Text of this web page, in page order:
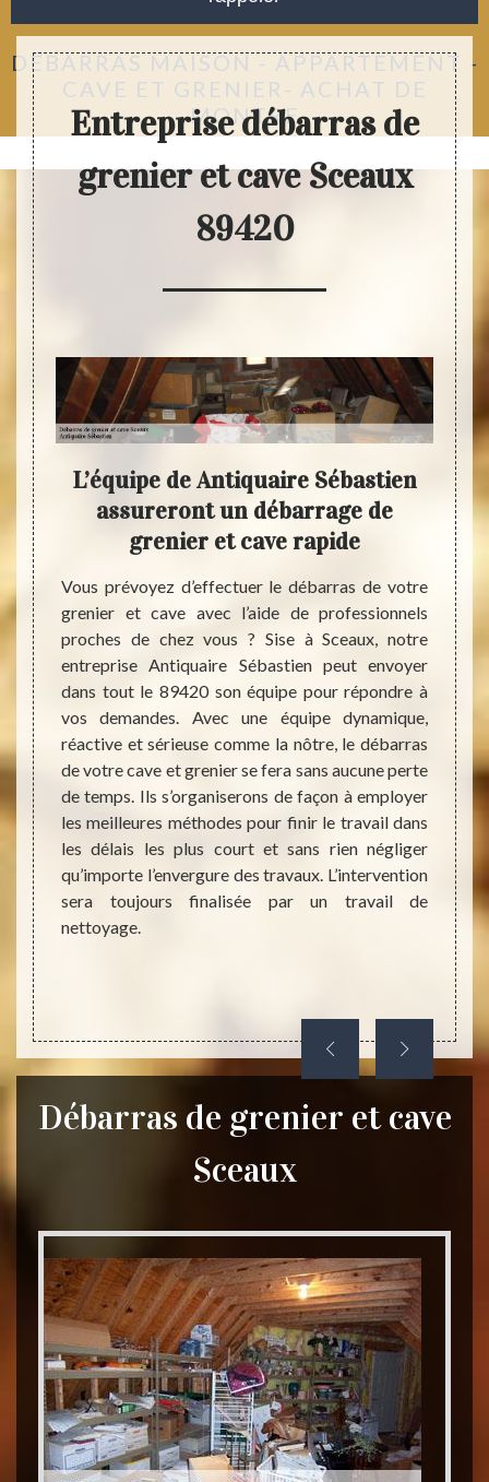
DÉBARRAS MAISON - APPARTEMENT -
CAVE ET GRENIER- ACHAT DE
MONTRE
Entreprise débarras de
grenier et cave Sceaux
89420
à
ou
de
vous
de
total
font
L’équipe de Antiquaire Sébastien
assureront un débarrage de
grenier et cave rapide
Vous prévoyez d’effectuer le débarras de votre
grenier et cave avec l’aide de professionnels
proches de chez vous ? Sise à Sceaux, notre
entreprise Antiquaire Sébastien peut envoyer
dans tout le 89420 son équipe pour répondre à
vos demandes. Avec une équipe dynamique,
réactive et sérieuse comme la nôtre, le débarras
de votre cave et grenier se fera sans aucune perte
de temps. Ils s’organiserons de façon à employer
les meilleures méthodes pour finir le travail dans
les délais les plus court et sans rien négliger
qu’importe l’envergure des travaux. L’intervention
sera toujours finalisée par un travail de
nettoyage.
Si
vous
est
de
faire
cave
leur
Débarras de grenier et cave
Sceaux